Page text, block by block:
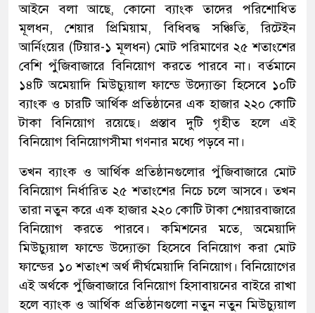
আইনে বলা আছে, কোনো ব্যাংক তাদের পরিশোধিত
মূলধন, শেয়ার প্রিমিয়াম, বিধিবদ্ধ সঞ্চিতি, রিটেইন
আর্নিংয়ের (টিয়ার-১ মূলধন) মোট পরিমাণের ২৫ শতাংশের
বেশি পুঁজিবাজারে বিনিয়োগ করতে পারবে না। বর্তমানে
১৪টি অমেয়াদি মিউচ্যুয়াল ফান্ডে উদ্যোক্তা হিসেবে ১০টি
ব্যাংক ও চারটি আর্থিক প্রতিষ্ঠানের এক হাজার ২২০ কোটি
টাকা বিনিয়োগ রয়েছে। প্রস্তাব দুটি গৃহীত হলে এই
বিনিয়োগ বিনিয়োগসীমা গণনার মধ্যে পড়বে না।
তখন ব্যাংক ও আর্থিক প্রতিষ্ঠানগুলোর পুঁজিবাজারে মোট
বিনিয়োগ নির্ধারিত ২৫ শতাংশের নিচে চলে আসবে। তখন
তারা নতুন করে এক হাজার ২২০ কোটি টাকা শেয়ারবাজারে
বিনিয়োগ করতে পারবে। কমিশনের মতে, অমেয়াদি
মিউচ্যুয়াল ফান্ডে উদ্যোক্তা হিসেবে বিনিয়োগ করা মোট
ফান্ডের ১০ শতাংশ অর্থ দীর্ঘমেয়াদি বিনিয়োগ। বিনিয়োগের
এই অর্থকে পুঁজিবাজারে বিনিয়োগ হিসাবায়নের বাইরে রাখা
হলে ব্যাংক ও আর্থিক প্রতিষ্ঠানগুলো নতুন নতুন মিউচ্যুয়াল